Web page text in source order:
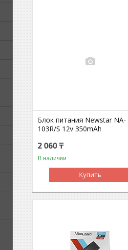
Блок питания Newstar NA-
103R/S 12v 350mAh
2 060 ₸
В наличии
Купить